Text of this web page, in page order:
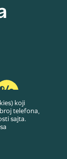
Dubes doo
koji
telefona,
sajta.